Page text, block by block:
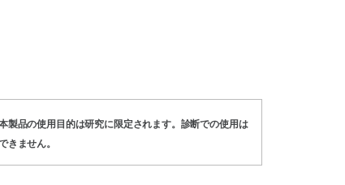
製品の使用目的は研究に限定されます。診断での使用は
きません。